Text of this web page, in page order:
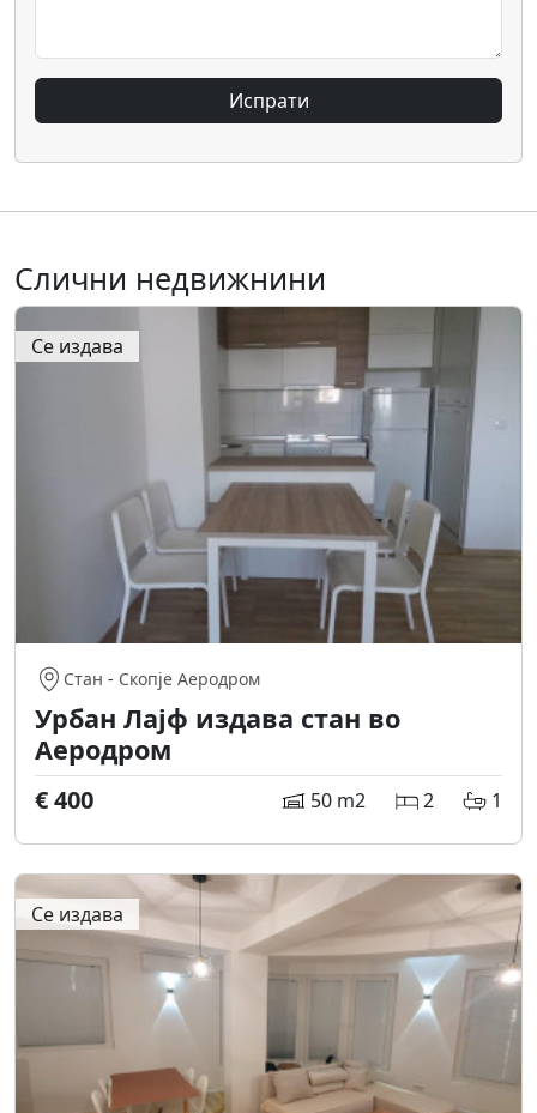
Испрати
Слични недвижнини
Се издава
Стан - Скопје Аеродром
Урбан Лајф издава стан во
Аеродром
€ 400 50 m2 2 1
Се издава